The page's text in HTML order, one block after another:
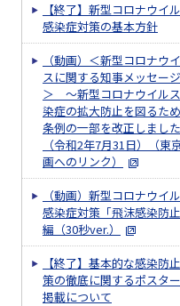
【終了】新型コロナウイ
感染症対策の基本方針
（動画）＜新型コロナウ
スに関する知事メッセージ
＞ ～新型コロナウイル
染症の拡大防止を図るため
条例の一部を改正しまし
（令和2年7月31日）（東
画へのリンク）
（動画）新型コロナウイ
感染症対策「飛沫感染防止
編（30秒ver.）
【終了】基本的な感染防
策の徹底に関するポスタ
掲載について